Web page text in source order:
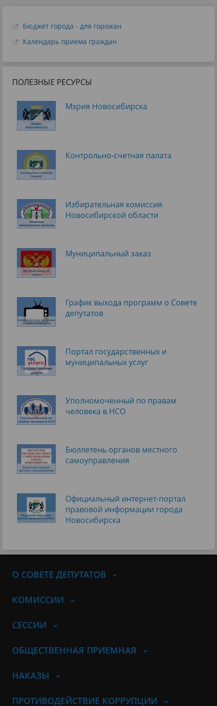
Бюджет города - для горожан
Календарь приема граждан
ПОЛЕЗНЫЕ РЕСУРСЫ
Мэрия Новосибирска
Контрольно-счетная палата
Избирательная комиссия
Новосибирской области
Муниципальный заказ
График выхода программ о Cовете
депутатов
Портал государственных и
муниципальных услуг
Уполномоченный по правам
человека в НСО
Бюллетень органов местного
самоуправления
Официальный интернет-портал
правовой информации города
Новосибирска
О СОВЕТЕ ДЕПУТАТОВ
КОМИССИИ
СЕССИИ
ОБЩЕСТВЕННАЯ ПРИЕМНАЯ
НАКАЗЫ
ПРОТИВОДЕЙСТВИЕ КОРРУПЦИИ